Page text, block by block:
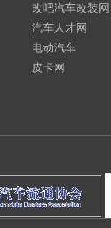
改吧汽车改装网
汽车人才网
电动汽车
皮卡网